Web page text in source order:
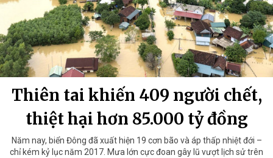
Thiên tai khiến 409 người chết,
thiệt hại hơn 85.000 tỷ đồng
Năm nay, biển Đông đã xuất hiện 19 cơn bão và áp thấp nhiệt đới –
chỉ kém kỷ lục năm 2017. Mưa lớn cực đoan gây lũ vượt lịch sử trên